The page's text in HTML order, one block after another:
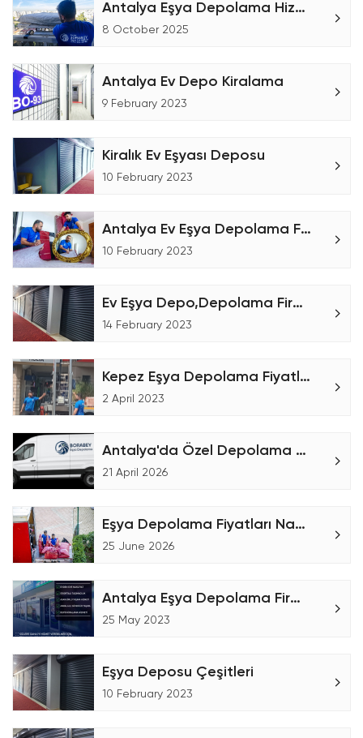
Antalya Eşya Depolama Hizmetleri
8 October 2025
Antalya Ev Depo Kiralama
9 February 2023
Kiralık Ev Eşyası Deposu
10 February 2023
Antalya Ev Eşya Depolama Fiyatları
10 February 2023
Ev Eşya Depo,Depolama Firmaları
14 February 2023
Kepez Eşya Depolama Fiyatları
2 April 2023
Antalya'da Özel Depolama Hizmetleri
21 April 2026
Eşya Depolama Fiyatları Nasıl Hesaplanır?
25 June 2026
Antalya Eşya Depolama Firması
25 May 2023
Eşya Deposu Çeşitleri
10 February 2023